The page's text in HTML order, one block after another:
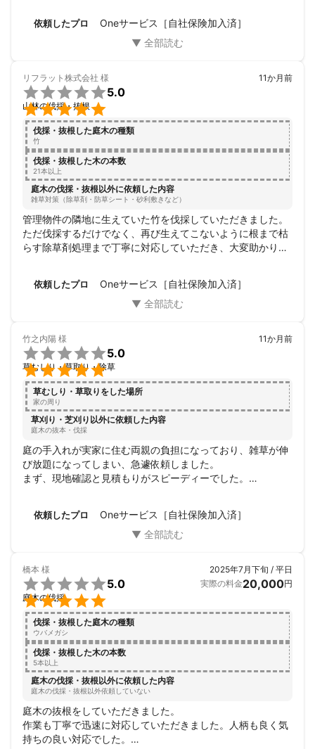
に家を蝕み、数年後に莫大な修繕費となって牙を剥きます。
しかし「今」根本的に整えるだけで、
✔ 日々のストレスからの解放
✔ 将来の無駄な出費の完全ブロック
✔ 圧倒的な安心感
これらすべてが手に入ります。
「この男なら、自分の家を任せてもいい」
そう直感された方は、今すぐご連絡ください。
あなたの家の問題、私が確実に終わらせます。
宜しくお願い致します。
これまでの実績
2025年　年間抜根件数　79本
2026年　　　抜根件数　15本
地域の皆さまのお役に立てるよう、丁寧かつ迅速な作業を心がけ
てまいります。美しい景観づくりや快適な生活環境のお手伝いが
できるよう、一つひとつの作業に責任を持ち、誠心誠意取り組ん
依頼したプロ Oneサービス［自社保険加入済］
リフラット株式会社 様


5.0
山林の伐採・抜根
11か月前
伐採・抜根した庭木の種類
竹
伐採・抜根した木の本数
21本以上
庭木の伐採・抜根以外に依頼した内容
雑草対策（除草剤・防草シート・砂利敷きなど）
管理物件の隣地に生えていた竹を伐採していただきました。
ただ伐採するだけでなく、再び生えてこないように根まで枯
らす除草剤処理まで丁寧に対応していただき、大変助かりま
依頼したプロ Oneサービス［自社保険加入済］
竹之内陽 様


5.0
草むしり・草取り・除草
11か月前
草むしり・草取りをした場所
家の周り
草刈り・芝刈り以外に依頼した内容
庭木の抜本・伐採
庭の手入れが実家に住む両親の負担になっており、雑草が伸
び放題になってしまい、急遽依頼しました。
まず、現地確認と見積もりがスピーディーでした。
遠方からの依頼でしたが、ビフォーアフターの画像をタイム
リーに送信いただいたおかげで安心できました。
oneサービスさん、本当にありがとうございました！
依頼したプロ Oneサービス［自社保険加入済］
橋本 様


5.0
庭木の伐採
2025年7月下旬 / 平日
実際の料金20,000円
伐採・抜根した庭木の種類
ウバメガシ
伐採・抜根した木の本数
5本以上
庭木の伐採・抜根以外に依頼した内容
庭木の伐採・抜根以外依頼していない
庭木の抜根をしていただきました。
作業も丁寧で迅速に対応していただきました。人柄も良く気
持ちの良い対応でした。